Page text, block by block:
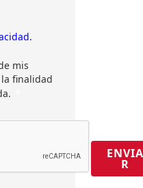
mis
finalidad
ENVIA
R